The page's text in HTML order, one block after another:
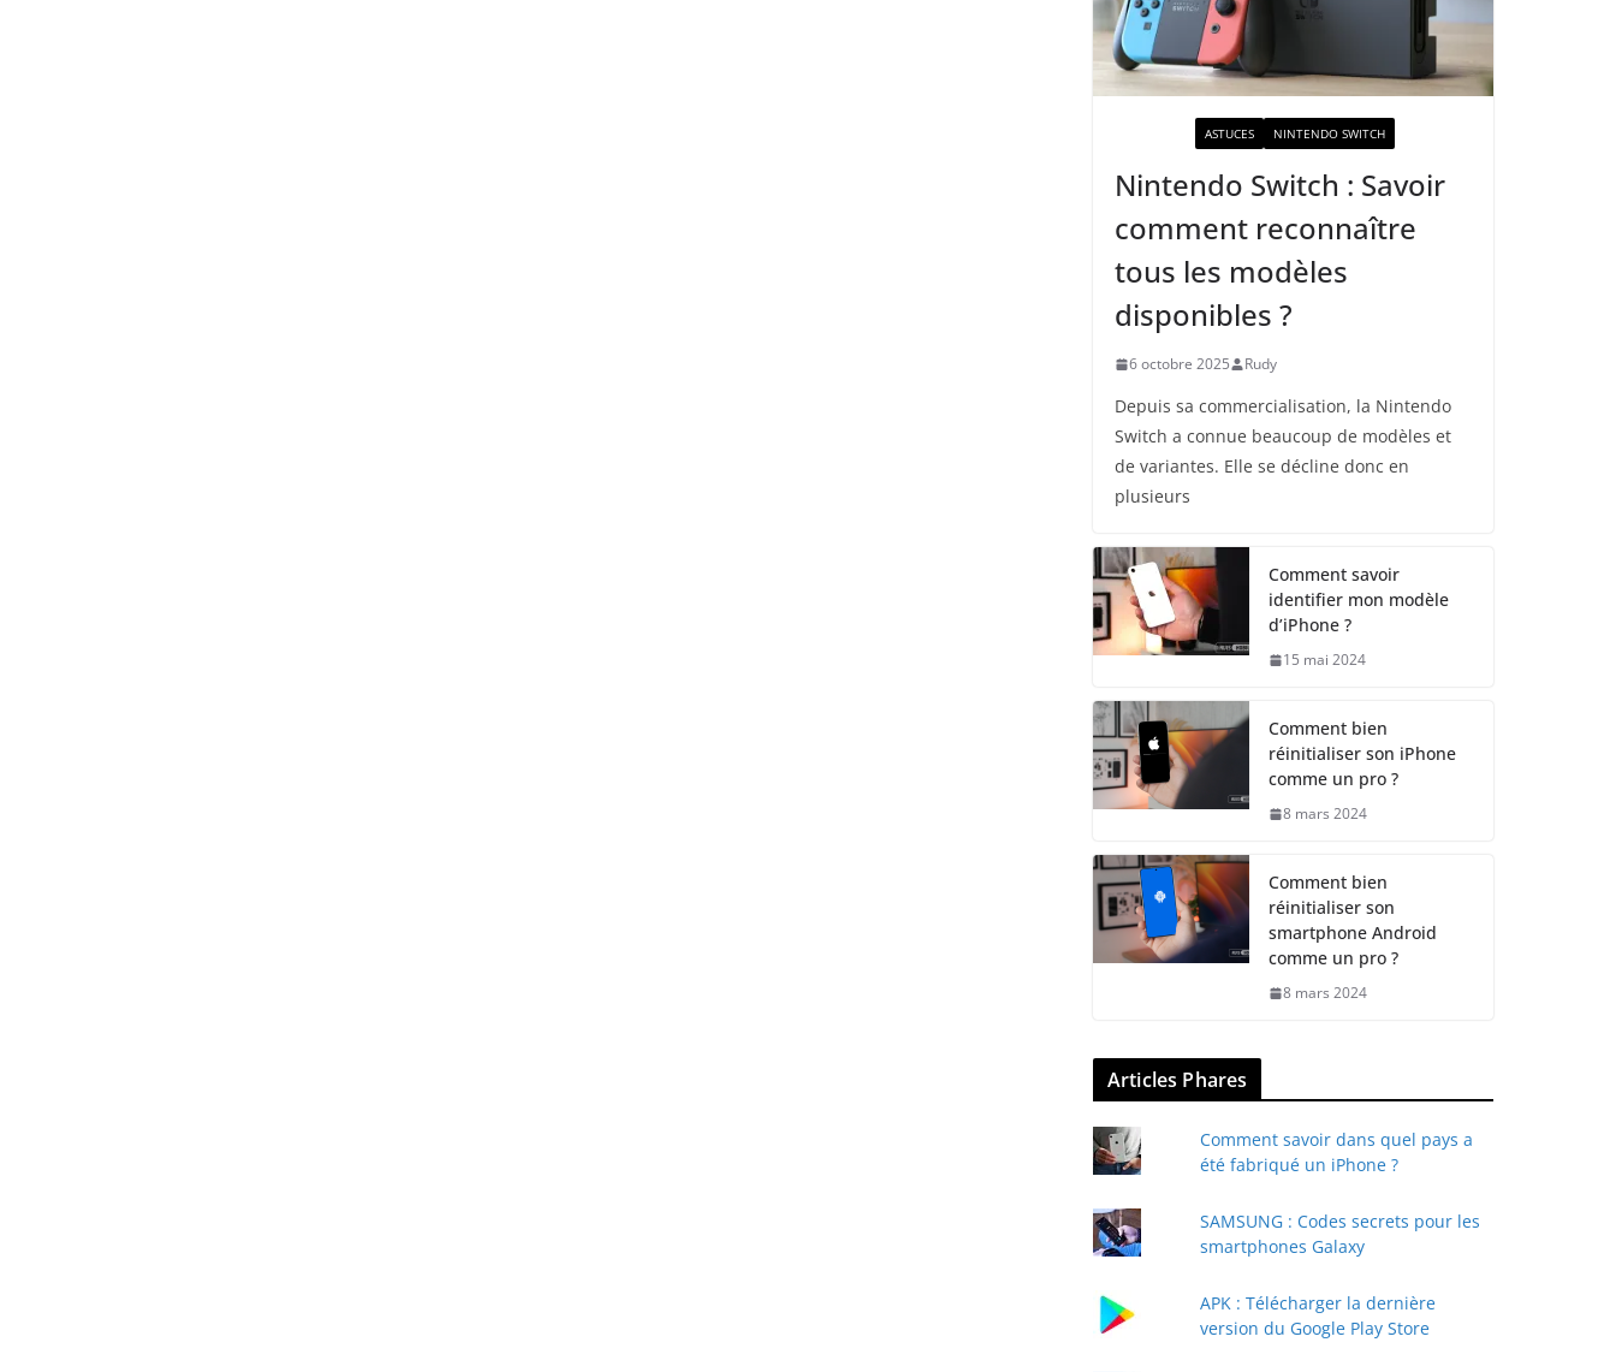
ASTUCES NINTENDO SWITCH
Nintendo Switch : Savoir
comment reconnaître
tous les modèles
disponibles ?
6 octobre 2025 Rudy
Depuis sa commercialisation, la Nintendo
Switch a connue beaucoup de modèles et
de variantes. Elle se décline donc en
plusieurs
Comment savoir
identifier mon modèle
d’iPhone ?
15 mai 2024
Comment bien
réinitialiser son iPhone
comme un pro ?
8 mars 2024
Comment bien
réinitialiser son
smartphone Android
comme un pro ?
8 mars 2024
Articles Phares
Comment savoir dans quel pays a
été fabriqué un iPhone ?
SAMSUNG : Codes secrets pour les
smartphones Galaxy
APK : Télécharger la dernière
version du Google Play Store